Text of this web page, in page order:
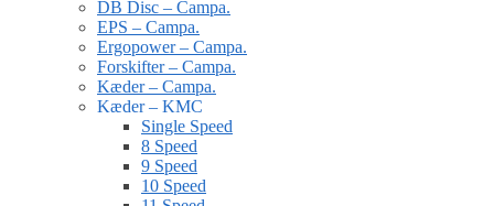
DB Disc – Campa.
EPS – Campa.
Ergopower – Campa.
Forskifter – Campa.
Kæder – Campa.
Kæder – KMC
Single Speed
8 Speed
9 Speed
10 Speed